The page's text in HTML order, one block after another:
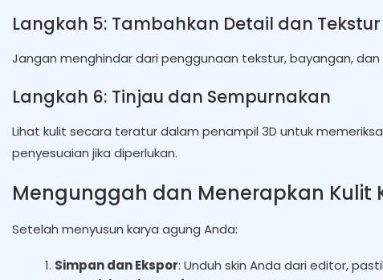
Langkah 5: Tambahkan Detail dan Tekstur
Jangan menghindar dari penggunaan tekstur, bayangan,
Langkah 6: Tinjau dan Sempurnakan
Lihat kulit secara teratur dalam penampil 3D untuk
penyesuaian jika diperlukan.
Mengunggah dan Menerapkan Kulit
Setelah menyusun karya agung Anda:
Simpan dan Ekspor: Unduh skin Anda dari editor,